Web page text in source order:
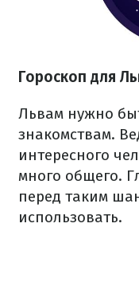
Гороскоп для
Львам нужно
знакомствам.
интересного
много общего.
перед таким
использовать.